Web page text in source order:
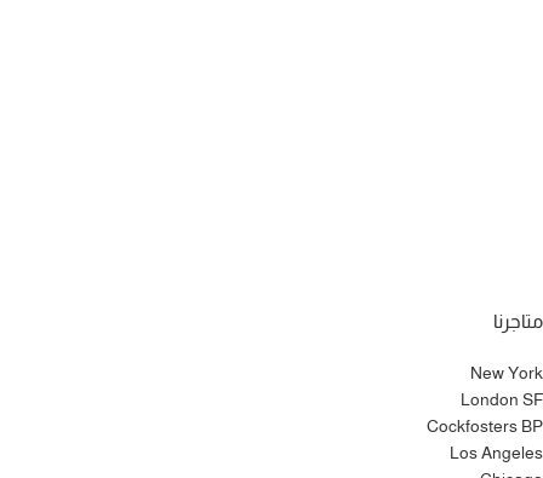
متاجرنا
New York
London SF
Cockfosters BP
Los Angeles